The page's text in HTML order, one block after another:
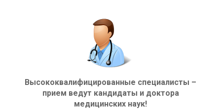
Высококвалифицированные специалисты –
прием ведут кандидаты и доктора
медицинских наук!